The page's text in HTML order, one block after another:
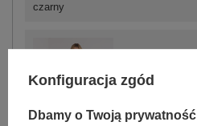
czarny
Konfiguracja zgód
Dbamy o Twoją prywatność